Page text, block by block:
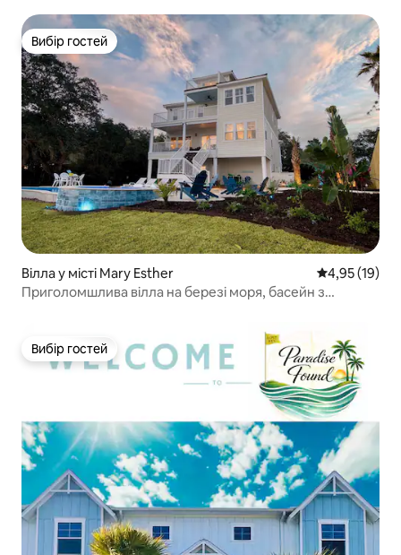
Вибір гостей
Вибір гостей
Вілла у місті Mary Esther Середня
4,95 (19)
Приголомшлива вілла на березі моря, басейн з
Вибір гостей
Вибір гостей